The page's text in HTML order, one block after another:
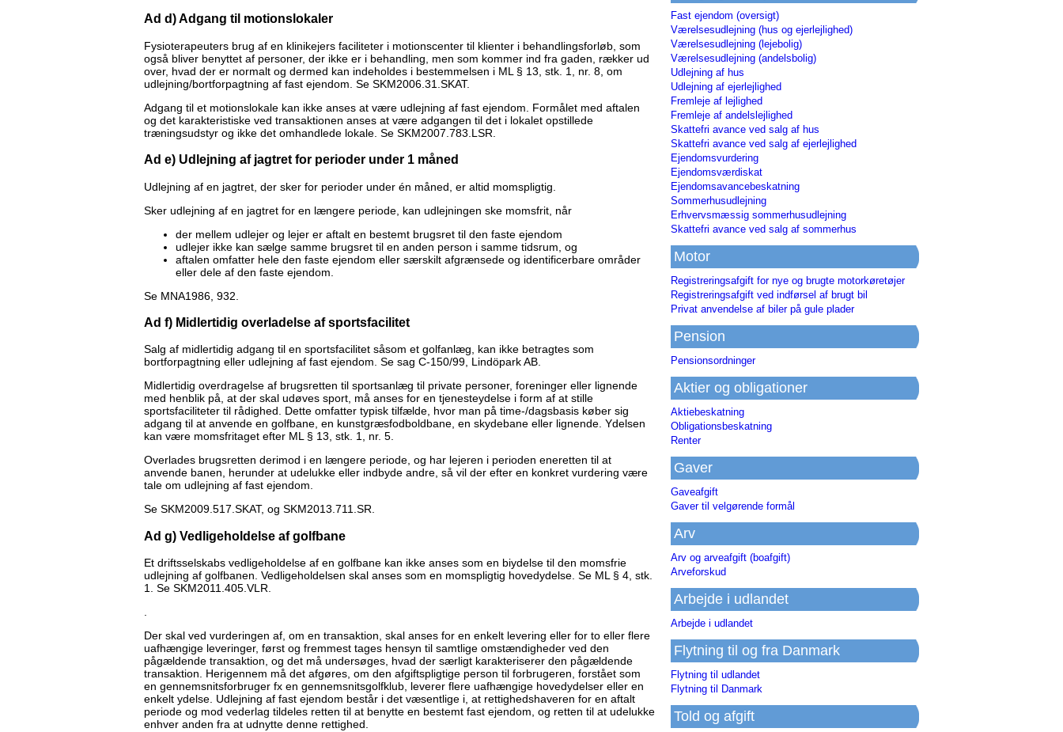
Ad d) Adgang til motionslokaler
Fysioterapeuters brug af en klinikejers faciliteter i motionscenter til klienter i behandlingsforløb, som
også bliver benyttet af personer, der ikke er i behandling, men som kommer ind fra gaden, rækker ud
over, hvad der er normalt og dermed kan indeholdes i bestemmelsen i ML § 13, stk. 1, nr. 8, om
udlejning/bortforpagtning af fast ejendom. Se SKM2006.31.SKAT.
Adgang til et motionslokale kan ikke anses at være udlejning af fast ejendom. Formålet med aftalen
og det karakteristiske ved transaktionen anses at være adgangen til det i lokalet opstillede
træningsudstyr og ikke det omhandlede lokale. Se SKM2007.783.LSR.
Ad e) Udlejning af jagtret for perioder under 1 måned
Udlejning af en jagtret, der sker for perioder under én måned, er altid momspligtig.
Sker udlejning af en jagtret for en længere periode, kan udlejningen ske momsfrit, når
der mellem udlejer og lejer er aftalt en bestemt brugsret til den faste ejendom
udlejer ikke kan sælge samme brugsret til en anden person i samme tidsrum, og
aftalen omfatter hele den faste ejendom eller særskilt afgrænsede og identificerbare områder
eller dele af den faste ejendom.
Se MNA1986, 932.
Ad f) Midlertidig overladelse af sportsfacilitet
Salg af midlertidig adgang til en sportsfacilitet såsom et golfanlæg, kan ikke betragtes som
bortforpagtning eller udlejning af fast ejendom. Se sag C-150/99, Lindöpark AB.
Midlertidig overdragelse af brugsretten til sportsanlæg til private personer, foreninger eller lignende
med henblik på, at der skal udøves sport, må anses for en tjenesteydelse i form af at stille
sportsfaciliteter til rådighed. Dette omfatter typisk tilfælde, hvor man på time-/dagsbasis køber sig
adgang til at anvende en golfbane, en kunstgræsfodboldbane, en skydebane eller lignende. Ydelsen
kan være momsfritaget efter ML § 13, stk. 1, nr. 5.
Overlades brugsretten derimod i en længere periode, og har lejeren i perioden eneretten til at
anvende banen, herunder at udelukke eller indbyde andre, så vil der efter en konkret vurdering være
tale om udlejning af fast ejendom.
Se SKM2009.517.SKAT, og SKM2013.711.SR.
Ad g) Vedligeholdelse af golfbane
Et driftsselskabs vedligeholdelse af en golfbane kan ikke anses som en biydelse til den momsfrie
udlejning af golfbanen. Vedligeholdelsen skal anses som en momspligtig hovedydelse. Se ML § 4, stk.
1. Se SKM2011.405.VLR.
Der skal ved vurderingen af, om en transaktion, skal anses for en enkelt levering eller for to eller flere
uafhængige leveringer, først og fremmest tages hensyn til samtlige omstændigheder ved den
pågældende transaktion, og det må undersøges, hvad der særligt karakteriserer den pågældende
transaktion. Herigennem må det afgøres, om den afgiftspligtige person til forbrugeren, forstået som
en gennemsnitsforbruger fx en gennemsnitsgolfklub, leverer flere uafhængige hovedydelser eller en
enkelt ydelse. Udlejning af fast ejendom består i det væsentlige i, at rettighedshaveren for en aftalt
periode og mod vederlag tildeles retten til at benytte en bestemt fast ejendom, og retten til at udelukke
enhver anden fra at udnytte denne rettighed.
Fast ejendom (oversigt)
Værelsesudlejning (hus og ejerlejlighed)
Værelsesudlejning (lejebolig)
Værelsesudlejning (andelsbolig)
Udlejning af hus
Udlejning af ejerlejlighed
Fremleje af lejlighed
Fremleje af andelslejlighed
Skattefri avance ved salg af hus
Skattefri avance ved salg af ejerlejlighed
Ejendomsvurdering
Ejendomsværdiskat
Ejendomsavancebeskatning
Sommerhusudlejning
Erhvervsmæssig sommerhusudlejning
Skattefri avance ved salg af sommerhus
Motor
Registreringsafgift for nye og brugte motorkøretøjer
Registreringsafgift ved indførsel af brugt bil
Privat anvendelse af biler på gule plader
Pension
Pensionsordninger
Aktier og obligationer
Aktiebeskatning
Obligationsbeskatning
Renter
Gaver
Gaveafgift
Gaver til velgørende formål
Arv
Arv og arveafgift (boafgift)
Arveforskud
Arbejde i udlandet
Arbejde i udlandet
Flytning til og fra Danmark
Flytning til udlandet
Flytning til Danmark
Told og afgift